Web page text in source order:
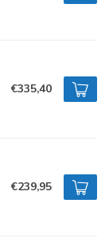
€335,40
€239,95